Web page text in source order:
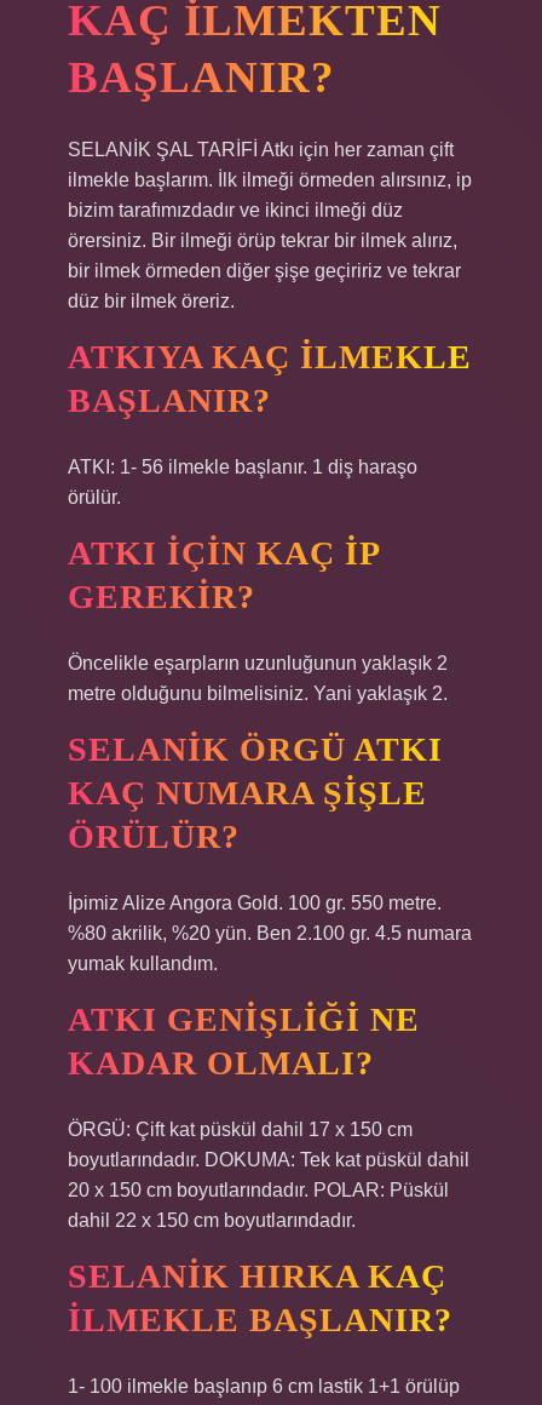
KAÇ ILMEKTEN
BAŞLANIR?
SELANİK ŞAL TARİFİ Atkı için her zaman çift
ilmekle başlarım. İlk ilmeği örmeden alırsınız, ip
bizim tarafımızdadır ve ikinci ilmeği düz
örersiniz. Bir ilmeği örüp tekrar bir ilmek alırız,
bir ilmek örmeden diğer şişe geçiririz ve tekrar
düz bir ilmek öreriz.
ATKIYA KAÇ ILMEKLE
BAŞLANIR?
ATKI: 1- 56 ilmekle başlanır. 1 diş haraşo
örülür.
ATKI IÇIN KAÇ IP
GEREKIR?
Öncelikle eşarpların uzunluğunun yaklaşık 2
metre olduğunu bilmelisiniz. Yani yaklaşık 2.
SELANIK ÖRGÜ ATKI
KAÇ NUMARA ŞIŞLE
ÖRÜLÜR?
İpimiz Alize Angora Gold. 100 gr. 550 metre.
%80 akrilik, %20 yün. Ben 2.100 gr. 4.5 numara
yumak kullandım.
ATKI GENIŞLIĞI NE
KADAR OLMALI?
ÖRGÜ: Çift kat püskül dahil 17 x 150 cm
boyutlarındadır. DOKUMA: Tek kat püskül dahil
20 x 150 cm boyutlarındadır. POLAR: Püskül
dahil 22 x 150 cm boyutlarındadır.
SELANIK HIRKA KAÇ
ILMEKLE BAŞLANIR?
1- 100 ilmekle başlanıp 6 cm lastik 1+1 örülüp